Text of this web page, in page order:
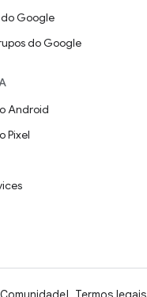
Google
do Google
Android
Pixel